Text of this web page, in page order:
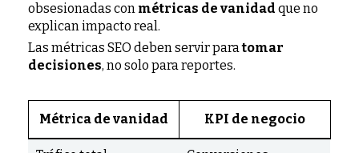
obsesionadas con métricas de vanidad que no
explican impacto real.
Las métricas SEO deben servir paratomar
decisiones, no solo para reportes.
Métrica de vanidad KPI de negocio